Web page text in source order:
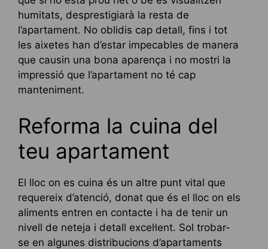
humitats, desprestigiarà la resta de
l’apartament. No oblidis cap detall, fins i tot
les aixetes han d’estar impecables de manera
que causin una bona aparença i no mostri la
impressió que l’apartament no té cap
manteniment.
Reforma la cuina del
teu apartament
El lloc on es cuina és un altre punt vital que
requereix d’atenció, donat que és el lloc on els
aliments entren en contacte i ha de tenir un
nivell de neteja i detall excel·lent. Sol trobar-
se en algunes distribucions d’apartaments